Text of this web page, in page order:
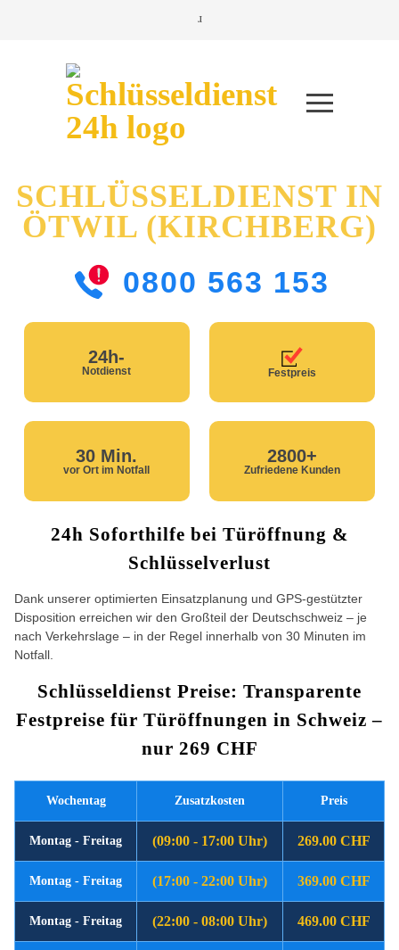
SCHLÜSSELDIENST IN
ÖTWIL (KIRCHBERG)
0800 563 153
24h-
Notdienst Festpreis
30 Min.
vor Ort im Notfall
2800+
Zufriedene Kunden
24h Soforthilfe bei Türöffnung &
Schlüsselverlust
Dank unserer optimierten Einsatzplanung und GPS-gestützter
Disposition erreichen wir den Großteil der Deutschschweiz – je
nach Verkehrslage – in der Regel innerhalb von 30 Minuten im
Notfall.
Schlüsseldienst Preise: Transparente
Festpreise für Türöffnungen in Schweiz –
nur 269 CHF
Wochentag Zusatzkosten Preis
Montag - Freitag (09:00 - 17:00 Uhr) 269.00 CHF
Montag - Freitag (17:00 - 22:00 Uhr) 369.00 CHF
Montag - Freitag (22:00 - 08:00 Uhr) 469.00 CHF